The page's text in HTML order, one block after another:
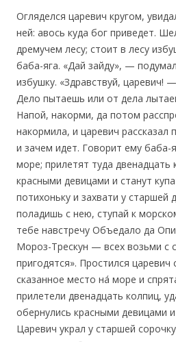
Огляделся царевич кругом,
ней: авось куда бог приведет.
дремучем лесу; стоит в лесу
баба-яга. «Дай зайду», —
избушку. «Здравствуй, царевич!
Дело пытаешь или от дела
Напой, накорми, да потом
накормила, и царевич рассказал
и зачем идет. Говорит ему баба-
море; прилетят туда двенадцать
красными девицами и станут
потихоньку и захвати у старшей
поладишь с нею, ступай к
тебе навстречу Объедало да
Мороз-Трескун — всех возьми с
пригодятся». Простился
сказанное место на́ море и
прилетели двенадцать колпиц,
обернулись красными девицами и
Царевич украл у старшей